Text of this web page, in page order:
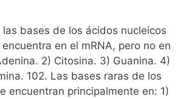
las bases de los ácidos nucleicos
en el mRNA, pero no en
2) Citosina. 3) Guanina. 4)
102. Las bases raras de los
encuentran principalmente en: 1)